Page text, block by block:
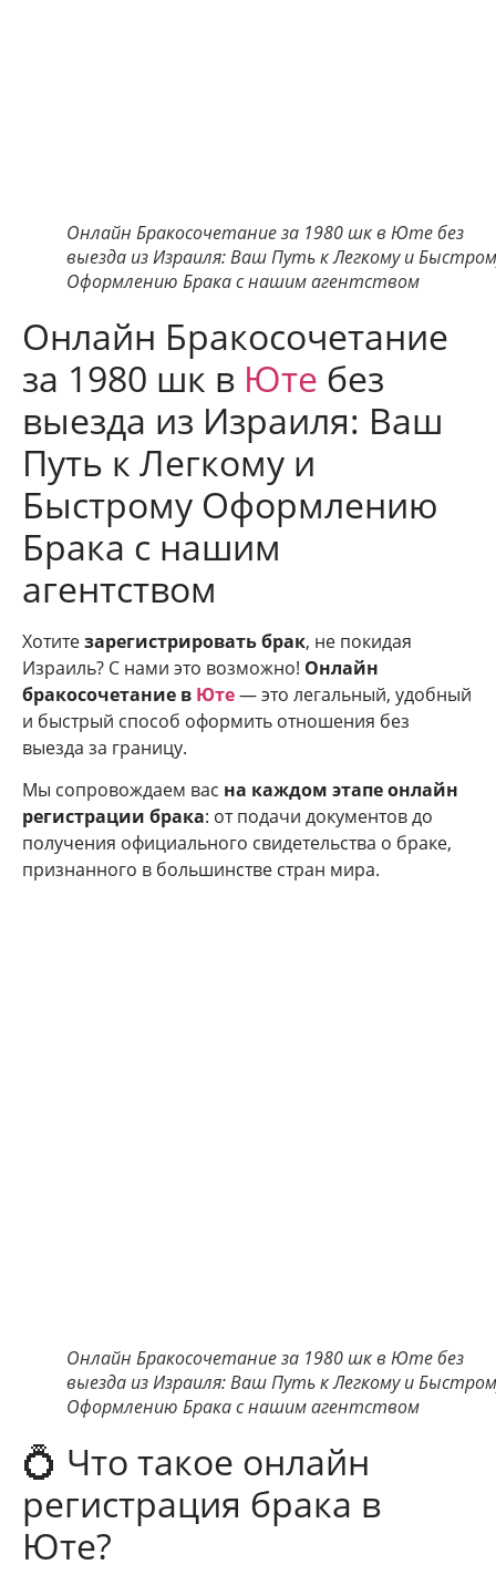
Онлайн Бракосочетание за 1980 шк в Юте без
выезда из Израиля: Ваш Путь к Легкому и
Оформлению Брака с нашим агентством
Онлайн Бракосочетание
за 1980 шк в Юте без
выезда из Израиля: Ваш
Путь к Легкому и
Быстрому Оформлению
Брака с нашим
агентством
Хотитезарегистрировать брак, не покидая
Израиль? С нами это возможно! Онлайн
бракосочетание в Юте— это легальный, удобный
и быстрый способ оформить отношения без
выезда за границу.
Мы сопровождаем вас на каждом этапе онлайн
регистрации брака: от подачи документов до
получения официального свидетельства о браке,
признанного в большинстве стран мира.
Онлайн Бракосочетание за 1980 шк в Юте без
выезда из Израиля: Ваш Путь к Легкому и
Оформлению Брака с нашим агентством
💍 Что такое онлайн
регистрация брака в
Юте?